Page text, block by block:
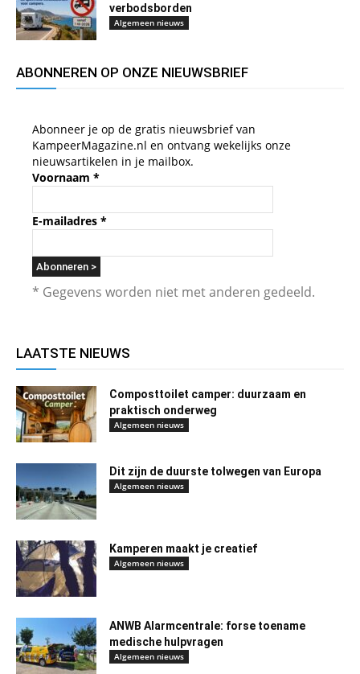
verbodsborden
Algemeen nieuws
ABONNEREN OP ONZE NIEUWSBRIEF
Abonneer je op de gratis nieuwsbrief van
KampeerMagazine.nl en ontvang wekelijks onze
nieuwsartikelen in je mailbox.
Voornaam *
E-mailadres *
* Gegevens worden niet met anderen gedeeld.
LAATSTE NIEUWS
Composttoilet camper: duurzaam en
praktisch onderweg
Algemeen nieuws
Dit zijn de duurste tolwegen van Europa
Algemeen nieuws
Kamperen maakt je creatief
Algemeen nieuws
ANWB Alarmcentrale: forse toename
medische hulpvragen
Algemeen nieuws